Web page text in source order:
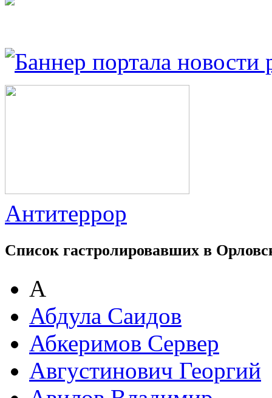
Антитеррор
Список гастролировавших в
А
Абдула Саидов
Абкеримов Сервер
Августинович Георгий